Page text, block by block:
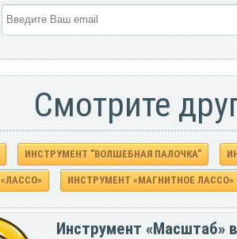
Смотрите
ИНСТРУМЕНТ "ВОЛШЕБНАЯ ПАЛОЧКА"
ИНСТРУМЕНТ «МАГНИТНОЕ ЛАССО»
Инструмент «Масштаб»